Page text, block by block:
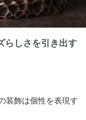
らしさを引き出す
装飾は個性を表現す